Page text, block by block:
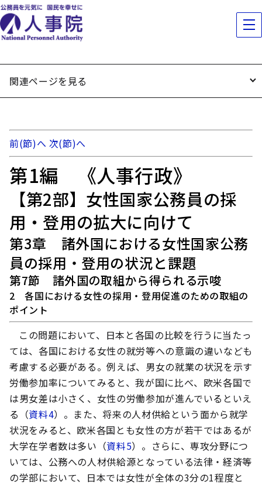
関連ページを見る
前(節)へ 次(節)へ
第1編 《人事行政》
【第2部】女性国家公務員の採
用・登用の拡大に向けて
第3章 諸外国における女性国家公務
員の採用・登用の状況と課題
第7節 諸外国の取組から得られる示唆
2 各国における女性の採用・登用促進のための取組の
ポイント
この問題において、日本と各国の比較を行うに当たっ
ては、各国における女性の就労等への意識の違いなども
考慮する必要がある。例えば、男女の就業の状況を示す
労働参加率についてみると、我が国に比べ、欧米各国で
は男女差は小さく、女性の労働参加が進んでいるといえ
る（資料4）。また、将来の人材供給という面から就学
状況をみると、欧米各国とも女性の方が若干ではあるが
大学在学者数は多い（資料5）。さらに、専攻分野につ
いては、公務への人材供給源となっている法律・経済等
の学部において、日本では女性が全体の3分の1程度と